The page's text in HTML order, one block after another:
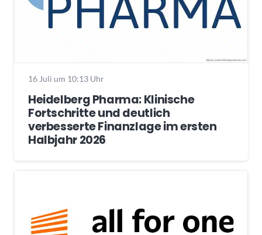
16 Juli um 10:13 Uhr
Heidelberg Pharma: Klinische
Fortschritte und deutlich
verbesserte Finanzlage im ersten
Halbjahr 2026